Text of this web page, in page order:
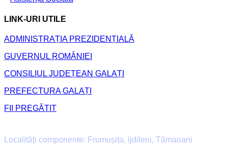
LINK-URI UTILE
ADMINISTRAȚIA PREZIDENȚIALĂ
GUVERNUL ROMÂNIEI
CONSILIUL JUDEȚEAN GALAȚI
PREFECTURA GALAȚI
FII PREGĂTIT
Localități componente: Frumușița, Ijdileni, Tămaoani